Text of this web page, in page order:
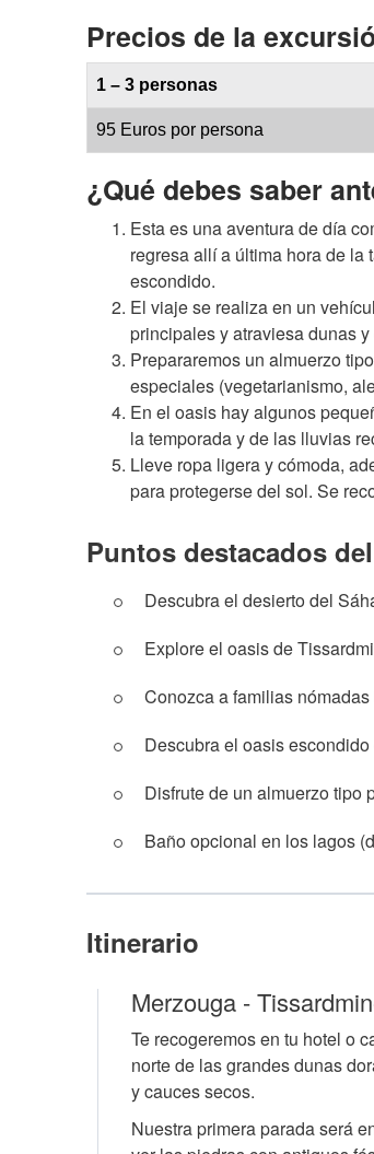
Precios de la
1 – 3 personas
95 Euros por persona
¿Qué debes saber
Esta es una aventura de día
regresa allí a última hora de la
escondido.
El viaje se realiza en un
principales y atraviesa dunas
Prepararemos un almuerzo
especiales (vegetarianismo,
En el oasis hay algunos
la temporada y de las lluvias
Lleve ropa ligera y cómoda,
para protegerse del sol. Se
Puntos destacados
Descubra el desierto del
Explore el oasis de
Conozca a familias
Descubra el oasis
Disfrute de un almuerzo tipo
Baño opcional en los lagos
Itinerario
Merzouga -
Te recogeremos en tu hotel o
norte de las grandes dunas
y cauces secos.
Nuestra primera parada será